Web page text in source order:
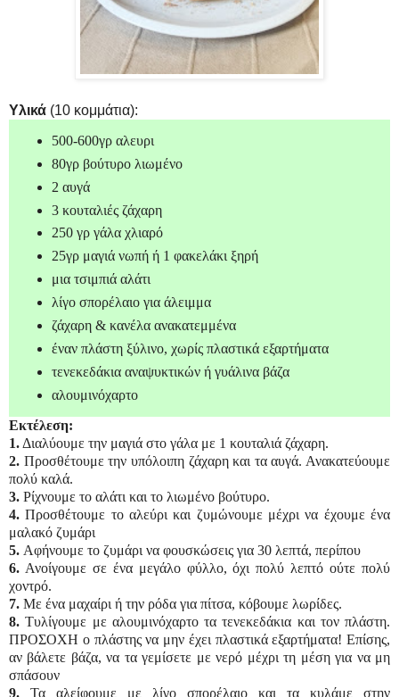
Υλικά (10 κομμάτια):
500-600γρ αλευρι
80γρ βούτυρο λιωμένο
2 αυγά
3 κουταλιές ζάχαρη
250 γρ γάλα χλιαρό
25γρ μαγιά νωπή ή 1 φακελάκι ξηρή
μια τσιμπιά αλάτι
λίγο σπορέλαιο για άλειμμα
ζάχαρη & κανέλα ανακατεμμένα
έναν πλάστη ξύλινο, χωρίς πλαστικά εξαρτήματα
τενεκεδάκια αναψυκτικών ή γυάλινα βάζα
αλουμινόχαρτο
Εκτέλεση:
1. Διαλύουμε την μαγιά στο γάλα με 1 κουταλιά ζάχαρη.
2. Προσθέτουμε την υπόλοιπη ζάχαρη και τα αυγά. Ανακατεύουμε
πολύ καλά.
3. Ρίχνουμε το αλάτι και το λιωμένο βούτυρο.
4.Προσθέτουμε το αλεύρι και ζυμώνουμε μέχρι να έχουμε ένα
μαλακό ζυμάρι
5. Αφήνουμε το ζυμάρι να φουσκώσεις για 30 λεπτά, περίπου
6. Ανοίγουμε σε ένα μεγάλο φύλλο, όχι πολύ λεπτό ούτε πολύ
χοντρό.
7. Με ένα μαχαίρι ή την ρόδα για πίτσα, κόβουμε λωρίδες.
8. Τυλίγουμε με αλουμινόχαρτο τα τενεκεδάκια και τον πλάστη.
ΠΡΟΣΟΧΗ ο πλάστης να μην έχει πλαστικά εξαρτήματα! Επίσης,
αν βάλετε βάζα, να τα γεμίσετε με νερό μέχρι τη μέση για να μη
σπάσουν
9. Τα αλείφουμε με λίγο σπορέλαιο και τα κυλάμε στην